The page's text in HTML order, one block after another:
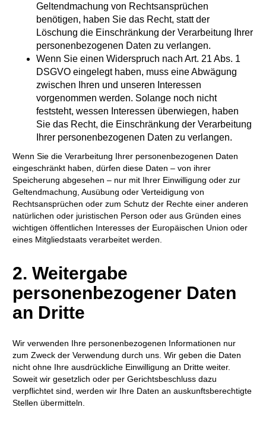
Geltendmachung von Rechtsansprüchen
benötigen, haben Sie das Recht, statt der
Löschung die Einschränkung der Verarbeitung Ihrer
personenbezogenen Daten zu verlangen.
Wenn Sie einen Widerspruch nach Art. 21 Abs. 1
DSGVO eingelegt haben, muss eine Abwägung
zwischen Ihren und unseren Interessen
vorgenommen werden. Solange noch nicht
feststeht, wessen Interessen überwiegen, haben
Sie das Recht, die Einschränkung der Verarbeitung
Ihrer personenbezogenen Daten zu verlangen.
Wenn Sie die Verarbeitung Ihrer personenbezogenen Daten
eingeschränkt haben, dürfen diese Daten – von ihrer
Speicherung abgesehen – nur mit Ihrer Einwilligung oder zur
Geltendmachung, Ausübung oder Verteidigung von
Rechtsansprüchen oder zum Schutz der Rechte einer anderen
natürlichen oder juristischen Person oder aus Gründen eines
wichtigen öffentlichen Interesses der Europäischen Union oder
eines Mitgliedstaats verarbeitet werden.
2. Weitergabe
personenbezogener Daten
an Dritte
Wir verwenden Ihre personenbezogenen Informationen nur
zum Zweck der Verwendung durch uns. Wir geben die Daten
nicht ohne Ihre ausdrückliche Einwilligung an Dritte weiter.
Soweit wir gesetzlich oder per Gerichtsbeschluss dazu
verpflichtet sind, werden wir Ihre Daten an auskunftsberechtigte
Stellen übermitteln.